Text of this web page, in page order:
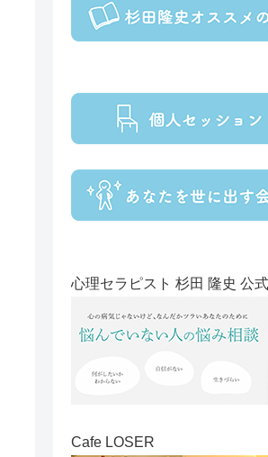
心理セラピスト 杉田 隆史 公
Cafe LOSER